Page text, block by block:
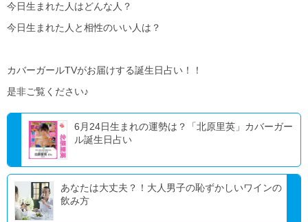
今日生まれた人はどんな人？
今日生まれた人と相性のいい人は？
カバーガールTVがお届けする誕生日占い！！
是非ご覧ください♪
6月24日生まれの運勢は？「北原里英」カバーガー
ル誕生日占い
あなたは大丈夫？！大人男子の恥ずかしいワインの
飲み方